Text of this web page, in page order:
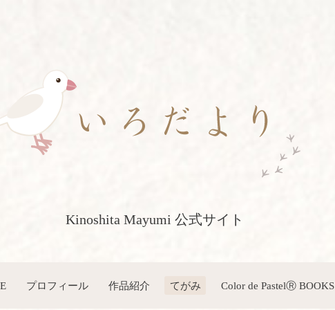
Kinoshita Mayumi 公式サイト
プロフィール 作品紹介 てがみ Color de PastelⓇ BOOKS